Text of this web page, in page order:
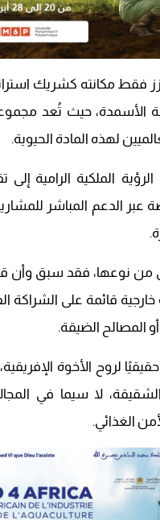
فقط مكانته كشريك
الأسمدة، حيث تُعد
الملكية الرامية إلى
الدعم المباشر للمشاريع
من نوعها، فقد سبق وأن
قائمة على الشراكة
الضيقة.
لروح الأخوة
لا سيما في
الغذائي.